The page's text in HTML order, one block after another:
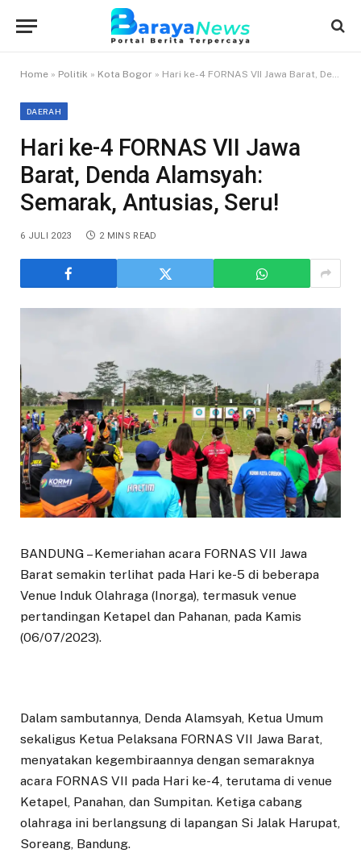
Home » Politik » Kota Bogor » Hari ke-4 FORNAS VII Jawa Barat, Denda Alamsyah: Semarak, Antusias, Seru!
DAERAH
Hari ke-4 FORNAS VII Jawa
Barat, Denda Alamsyah:
Semarak, Antusias, Seru!
6 JULI 2023 2 MINS READ
BANDUNG – Kemeriahan acara FORNAS VII Jawa
Barat semakin terlihat pada Hari ke-5 di beberapa
Venue Induk Olahraga (Inorga), termasuk venue
pertandingan Ketapel dan Pahanan, pada Kamis
(06/07/2023).
Dalam sambutannya, Denda Alamsyah, Ketua Umum
sekaligus Ketua Pelaksana FORNAS VII Jawa Barat,
menyatakan kegembiraannya dengan semaraknya
acara FORNAS VII pada Hari ke-4, terutama di venue
Ketapel, Panahan, dan Sumpitan. Ketiga cabang
olahraga ini berlangsung di lapangan Si Jalak Harupat,
Soreang, Bandung.